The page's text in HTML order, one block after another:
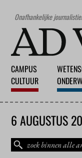
Onafhankelijke
CAMPUS
CULTUUR
6 AUGUSTUS